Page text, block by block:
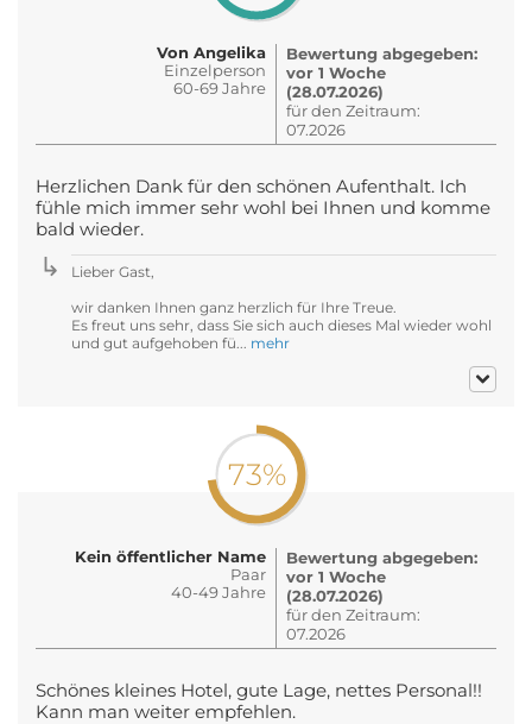
Von Angelika
Einzelperson
60-69 Jahre
Bewertung abgegeben:
vor 1 Woche
(28.07.2026)
für den Zeitraum:
07.2026
Herzlichen Dank für den schönen Aufenthalt. Ich
fühle mich immer sehr wohl bei Ihnen und komme
bald wieder.
Lieber Gast,
wir danken Ihnen ganz herzlich für Ihre Treue.
Es freut uns sehr, dass Sie sich auch dieses Mal wieder wohl
und gut aufgehoben fü... mehr
73%
Kein öffentlicher Name
Paar
40-49 Jahre
Bewertung abgegeben:
vor 1 Woche
(28.07.2026)
für den Zeitraum:
07.2026
Schönes kleines Hotel, gute Lage, nettes Personal!!
Kann man weiter empfehlen.